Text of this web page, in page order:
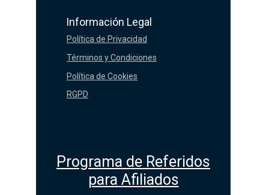
Política de Privacidad
RGPD
Política de Cookies
Términos y Condiciones
Información Legal
Programa de Referidos
para Afiliados